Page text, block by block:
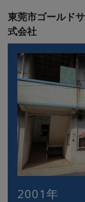
東莞市ゴールド
式会社
2001年